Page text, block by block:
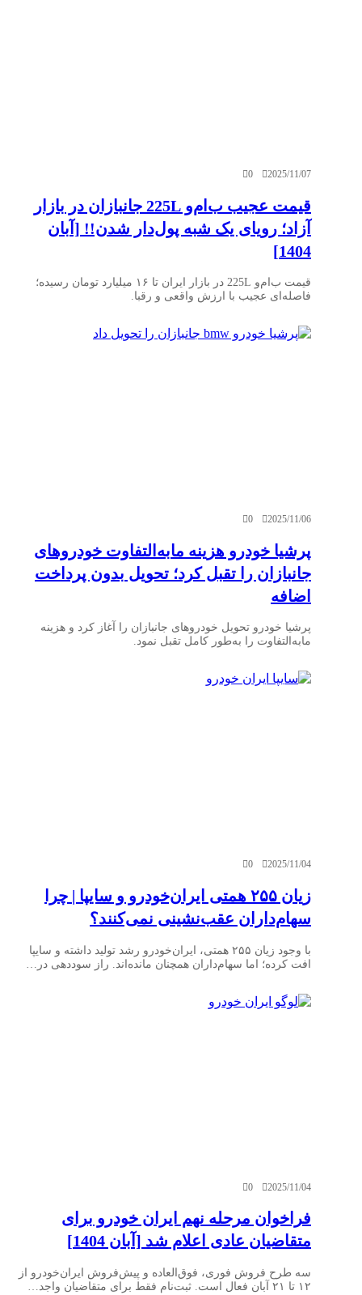
2025/11/07
0
قیمت عجیب ب‌ام‌و 225L جانبازان در بازار
آزاد؛ رویای یک شبه پول‌دار شدن!! [آبان
1404]
قیمت ب‌ام‌و 225L در بازار ایران تا ۱۶ میلیارد تومان رسیده؛
فاصله‌ای عجیب با ارزش واقعی و رقبا.
2025/11/06
0
پرشیا خودرو هزینه مابه‌التفاوت خودروهای
جانبازان را تقبل کرد؛ تحویل بدون پرداخت
اضافه
پرشیا خودرو تحویل خودروهای جانبازان را آغاز کرد و هزینه
مابه‌التفاوت را به‌طور کامل تقبل نمود.
2025/11/04
0
زیان ۲۵۵ همتی ایران‌خودرو و سایپا | چرا
سهام‌داران عقب‌نشینی نمی‌کنند؟
با وجود زیان ۲۵۵ همتی، ایران‌خودرو رشد تولید داشته و سایپا
افت کرده؛ اما سهام‌داران همچنان مانده‌اند. راز سوددهی در…
2025/11/04
0
فراخوان مرحله نهم ایران خودرو برای
متقاضیان عادی اعلام شد [آبان 1404]
سه طرح فروش فوری، فوق‌العاده و پیش‌فروش ایران‌خودرو از
۱۲ تا ۲۱ آبان فعال است. ثبت‌نام فقط برای متقاضیان واجد…